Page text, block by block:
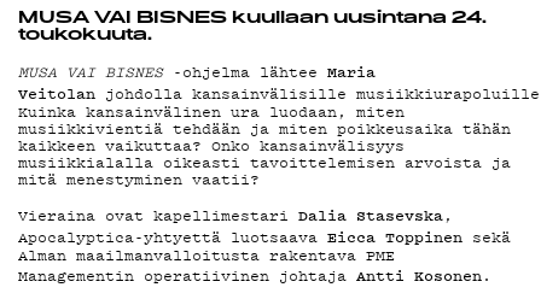
PODCAST
MAINOSTA
MUSA VAI BISNES kuullaan uusintana 24.
toukokuuta.
MUSA VAI BISNES-ohjelma lähtee Maria
Veitolan johdolla kansainvälisille
Kuinka kansainvälinen ura luodaan, miten
musiikkivientiä tehdään ja miten poikkeusaika tähän
kaikkeen vaikuttaa? Onko kansainvälisyys
musiikkialalla oikeasti tavoittelemisen arvoista ja
mitä menestyminen vaatii?
Vieraina ovat kapellimestari Dalia Stasevska,
Apocalyptica-yhtyettä luotsaava Eicca Toppinen sekä
Alman maailmanvalloitusta rakentava PME
Managementin operatiivinen johtaja Antti Kosonen.